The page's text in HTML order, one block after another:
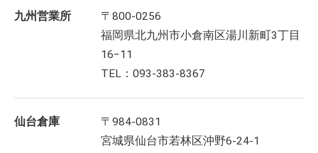
九州営業所
〒800-0256
福岡県北九州市小倉南区湯川新町3丁目
16−11
TEL：093-383-8367
仙台倉庫
〒984-0831
宮城県仙台市若林区沖野6-24-1